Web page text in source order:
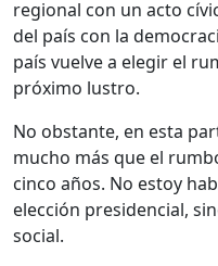
regional con un acto
del país con la
país vuelve a elegir el
próximo lustro.
No obstante, en esta
mucho más que el
cinco años. No estoy
elección presidencial,
social.